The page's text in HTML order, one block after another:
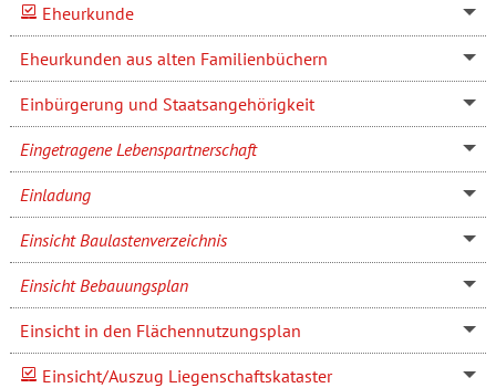
Eheurkunde
Eheurkunden aus alten Familienbüchern
Einbürgerung und Staatsangehörigkeit
Eingetragene Lebenspartnerschaft
Einladung
Einsicht Baulastenverzeichnis
Einsicht Bebauungsplan
Einsicht in den Flächennutzungsplan
Einsicht/Auszug Liegenschaftskataster